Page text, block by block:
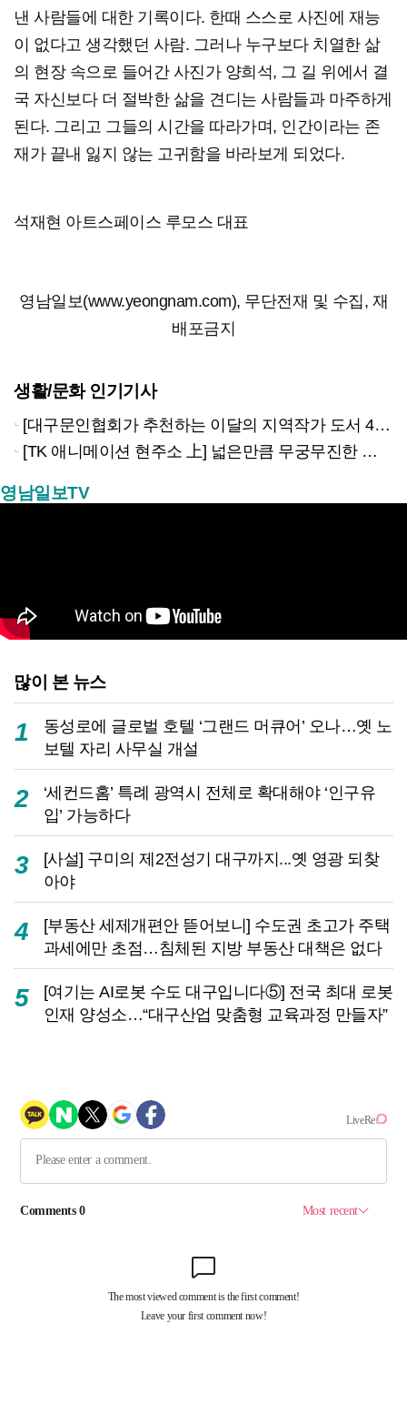
낸 사람들에 대한 기록이다. 한때 스스로 사진에 재능
이 없다고 생각했던 사람. 그러나 누구보다 치열한 삶
의 현장 속으로 들어간 사진가 양희석, 그 길 위에서 결
국 자신보다 더 절박한 삶을 견디는 사람들과 마주하게
된다. 그리고 그들의 시간을 따라가며, 인간이라는 존
재가 끝내 잃지 않는 고귀함을 바라보게 되었다.
석재현 아트스페이스 루모스 대표
영남일보(www.yeongnam.com), 무단전재 및 수집, 재
배포금지
생활/문화 인기기사
[대구문인협회가 추천하는 이달의 지역작가 도서 4권]
[TK 애니메이션 현주소 上] 넓은만큼 무궁무진한 이야기…경북은 ‘스토리 IP’의 원천
영남일보TV
많이 본 뉴스
1
동성로에 글로벌 호텔 ‘그랜드 머큐어’ 오나…옛 노
보텔 자리 사무실 개설
2
‘세컨드홈’ 특례 광역시 전체로 확대해야 ‘인구유
입’ 가능하다
3
[사설] 구미의 제2전성기 대구까지...옛 영광 되찾
아야
4
[부동산 세제개편안 뜯어보니] 수도권 초고가 주택
과세에만 초점…침체된 지방 부동산 대책은 없다
5
[여기는 AI로봇 수도 대구입니다⑤] 전국 최대 로봇
인재 양성소…“대구산업 맞춤형 교육과정 만들자”